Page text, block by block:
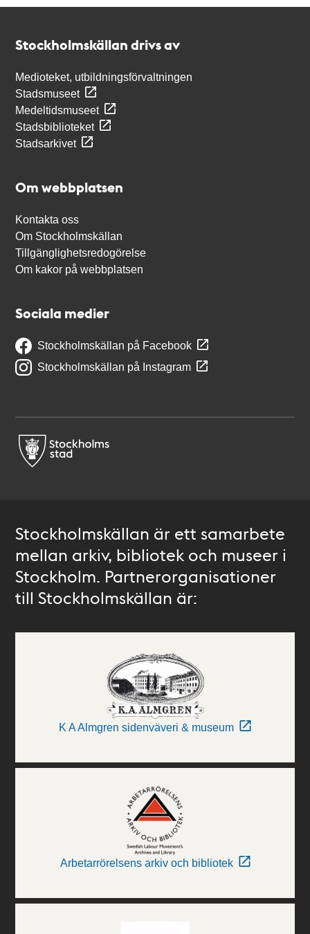
Stockholmskällan drivs av
Medioteket, utbildningsförvaltningen
Stadsmuseet
Medeltidsmuseet
Stadsbiblioteket
Stadsarkivet
Om webbplatsen
Kontakta oss
Om Stockholmskällan
Tillgänglighetsredogörelse
Om kakor på webbplatsen
Sociala medier
Stockholmskällan på Facebook
Stockholmskällan på Instagram
Stockholmskällan är ett samarbete
mellan arkiv, bibliotek och museer i
Stockholm. Partnerorganisationer
till Stockholmskällan är:
K A Almgren sidenväveri & museum
Arbetarrörelsens arkiv och bibliotek